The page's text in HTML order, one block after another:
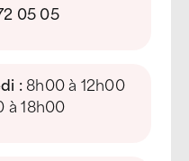
05 05
:8h00 à 12h00
à 18h00